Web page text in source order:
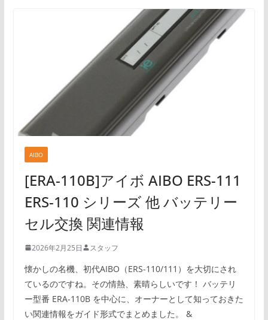
AIBO
[ERA-110B]アイボ AIBO ERS-111
ERS-110 シリーズ 他 バッテリー
セル交換 関連情報
2026年2月25日 スタッフ
懐かしの名機、初代AIBO（ERS-110/111）を大切にされ
ているのですね。その情熱、素晴らしいです！ バッテリ
ー型番 ERA-110B を中心に、オーナーとして知っておきた
い関連情報をガイド形式でまとめました。 &